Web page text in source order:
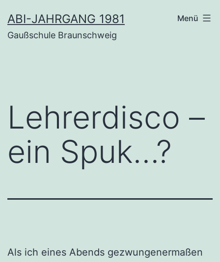
Inhalt
springen
ABI-JAHRGANG 1981
Gaußschule Braunschweig
Menü
Leh­rer­dis­co –
ein Spuk…?
Als ich eines Abends gezwun­ge­ner­ma­ßen